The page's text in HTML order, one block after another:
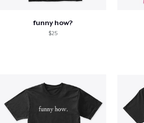
funny how?
$25